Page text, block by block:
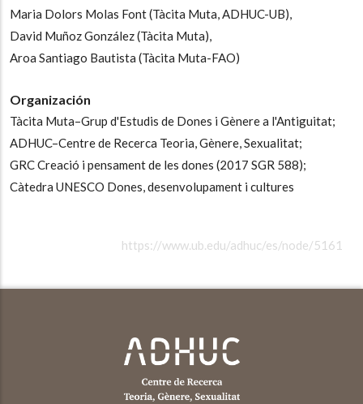
Maria Dolors Molas Font (Tàcita Muta, ADHUC-UB),
David Muñoz González (Tàcita Muta),
Aroa Santiago Bautista (Tàcita Muta-FAO)
Organización
Tàcita Muta–Grup d'Estudis de Dones i Gènere a l'Antiguitat;
ADHUC–Centre de Recerca Teoria, Gènere, Sexualitat;
GRC Creació i pensament de les dones (2017 SGR 588);
Càtedra UNESCO Dones, desenvolupament i cultures
https://www.ub.edu/adhuc/es/node/5161